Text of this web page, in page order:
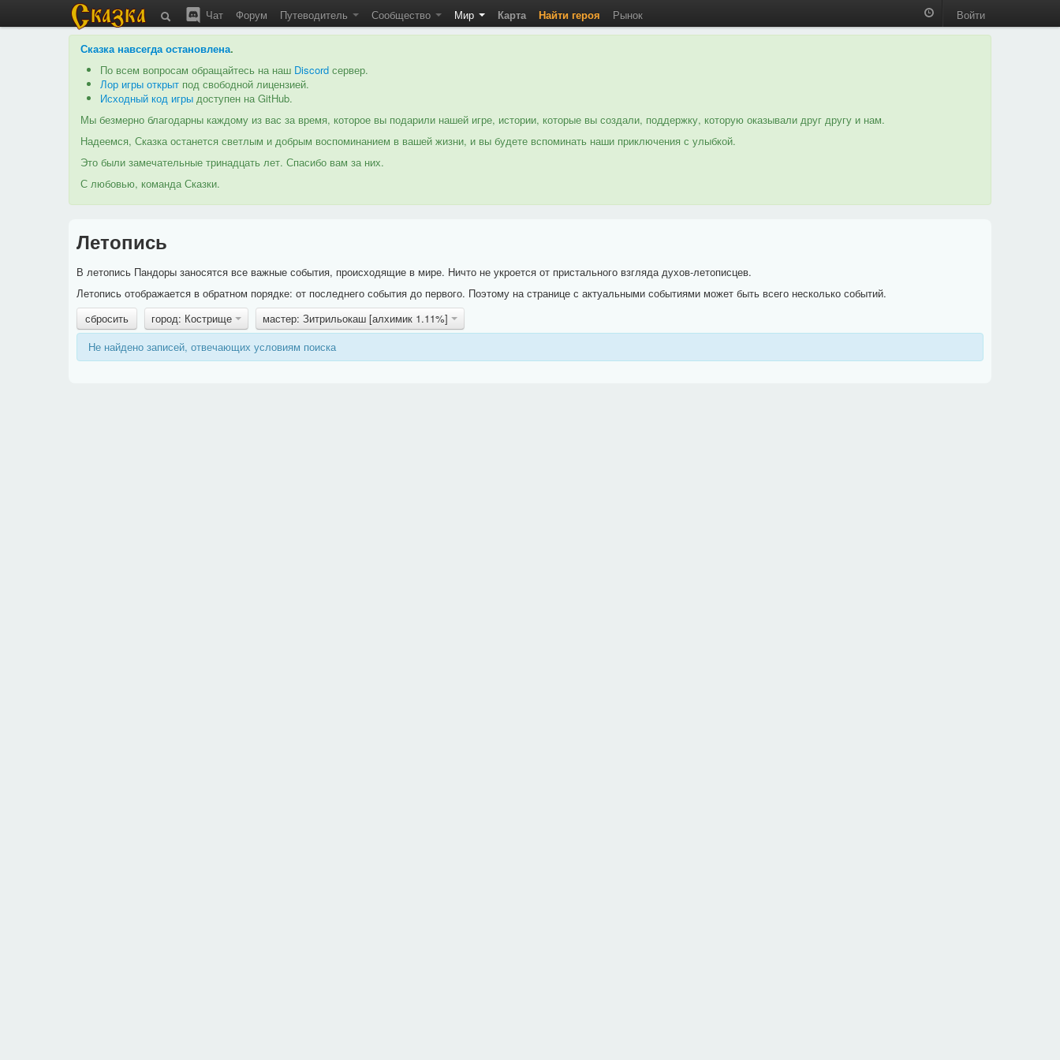
Чат Форум Путеводитель Сообщество Мир Карта Найти героя Рынок Войти
Сказка навсегда остановлена.
По всем вопросам обращайтесь на наш Discord сервер.
Лор игры открыт под свободной лицензией.
Исходный код игры доступен на GitHub.
Мы безмерно благодарны каждому из вас за время, которое вы подарили нашей игре, истории, которые вы создали, поддержку, которую оказывали друг другу и нам.
Надеемся, Сказка останется светлым и добрым воспоминанием в вашей жизни, и вы будете вспоминать наши приключения с улыбкой.
Это были замечательные тринадцать лет. Спасибо вам за них.
С любовью, команда Сказки.
Летопись
В летопись Пандоры заносятся все важные события, происходящие в мире. Ничто не укроется от пристального взгляда духов-летописцев.
Летопись отображается в обратном порядке: от последнего события до первого. Поэтому на странице с актуальными событиями может быть всего несколько событий.
сбросить
город: Кострище
мастер: Зитрильокаш [алхимик 1.11%]
Не найдено записей, отвечающих условиям поиска